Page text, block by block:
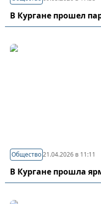
В Кургане прошел
Общество21.04.2026 в 11:11
В Кургане прошла